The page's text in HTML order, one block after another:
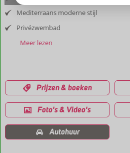
Mediterraans moderne stijl
Privézwembad
Meer lezen
Prijzen & boeken
Foto's & Video's
Autohuur